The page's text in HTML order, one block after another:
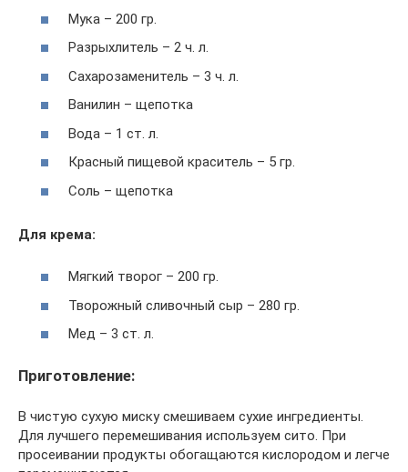
Мука – 200 гр.
Разрыхлитель – 2 ч. л.
Сахарозаменитель – 3 ч. л.
Ванилин – щепотка
Вода – 1 ст. л.
Красный пищевой краситель – 5 гр.
Соль – щепотка
Для крема:
Мягкий творог – 200 гр.
Творожный сливочный сыр – 280 гр.
Мед – 3 ст. л.
Приготовление:
В чистую сухую миску смешиваем сухие ингредиенты.
Для лучшего перемешивания используем сито. При
просеивании продукты обогащаются кислородом и легче